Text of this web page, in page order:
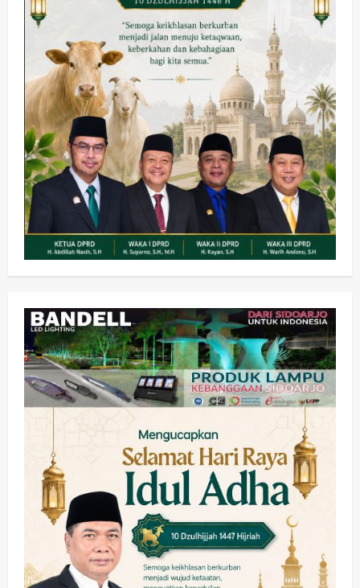
Kesehatan Pembangunan
Pemerintahan
PANAS! Kalah Tender Proyek RSUD
Sibar Rp 9,9 M, Beranikah CV Tiga
Anugerah Utama Pertaruhkan
Jaminan Rp 100 Juta?
wartanusa 5 Agustus 2026
3
Olahraga
Adu Taktik di Atas Rumput Sintetis:
PWI dan Sapma PP Sidoarjo
Memanaskan Mesin Menuju Piala
Soccer
wartanusa 5 Agustus 2026